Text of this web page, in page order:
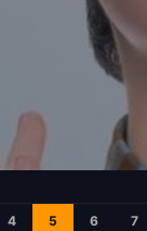
4 5 6 7